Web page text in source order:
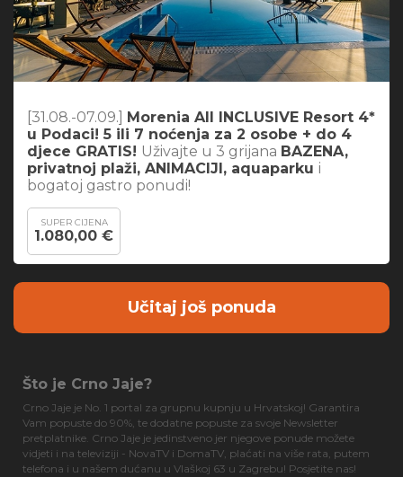
[31.08.-07.09.]
Morenia All INCLUSIVE Resort 4*
u Podaci! 5 ili 7 noćenja za 2 osobe + do 4
djece GRATIS! Uživajte u 3 grijana BAZENA,
privatnoj plaži, ANIMACIJI, aquaparku i
bogatoj gastro ponudi!
SUPER CIJENA
1.080,00 €
Učitaj još ponuda
Što je Crno Jaje?
Crno Jaje je No. 1 portal za grupnu kupnju u Hrvatskoj! Garantira
Vam popuste do 90%, te dodatne popuste za svoje Newsletter
pretplatnike. Crno Jaje je jedinstveno jer njegove ponude možete
vidjeti i na televiziji - NovaTV i DomaTV, plaćati na više rata, putem
telefona i u našem dućanu u Vlaškoj 63 u Zagrebu! Posjetite nas!